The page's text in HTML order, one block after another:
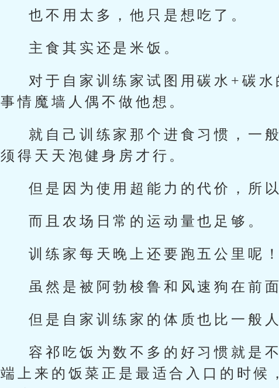
也不用太多，他只是想吃了。
主食其实还是米饭。
对于自家训练家试图用碳水+碳
事情魔墙人偶不做他想。
就自己训练家那个进食习惯，一
须得天天泡健身房才行。
但是因为使用超能力的代价，所
而且农场日常的运动量也足够。
训练家每天晚上还要跑五公里呢！
虽然是被阿勃梭鲁和风速狗在前
但是自家训练家的体质也比一般
容祁吃饭为数不多的好习惯就是
端上来的饭菜正是最适合入口的时候